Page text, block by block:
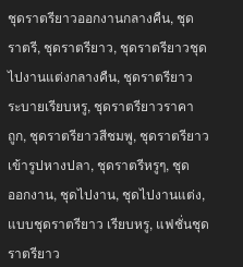
฿3,690.00.฿2,690.00.
ชุดราตรียาวออกงานกลางคืน, ชุด
ราตรี, ชุดราตรียาว, ชุดราตรียาวชุด
ไปงานแต่งกลางคืน, ชุดราตรียาว
ระบายเรียบหรู, ชุดราตรียาวราคา
ถูก, ชุดราตรียาวสีชมพู, ชุดราตรียาว
เข้ารูปหางปลา, ชุดราตรีหรูๆ, ชุด
ออกงาน, ชุดไปงาน, ชุดไปงานแต่ง,
แบบชุดราตรียาว เรียบหรู, แฟชั่นชุด
ราตรียาว